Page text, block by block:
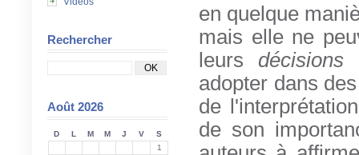
Rechercher
Août 2026
D L M M J V
S
1
en quelque
mais elle ne
leurs décisions
adopter dans
de
de son